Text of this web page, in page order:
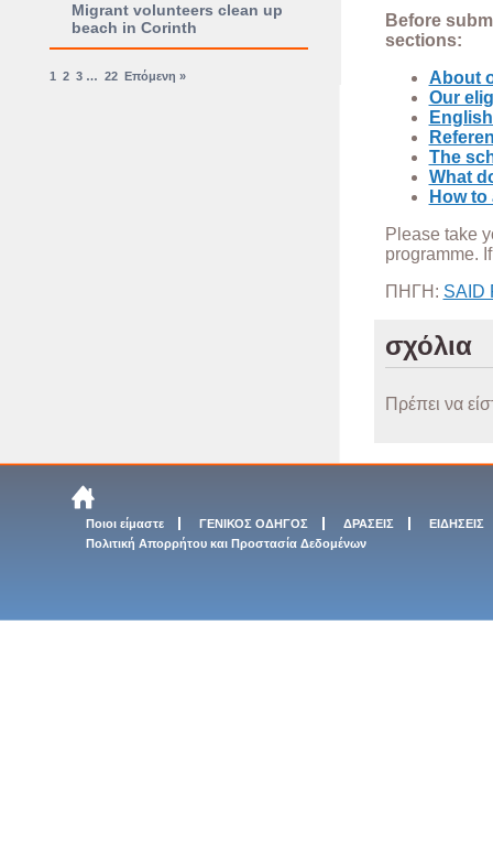
Migrant volunteers clean up
beach in Corinth
1 2 3 … 22 Επόμενη »
Before
sections:
About
Our
The
What
How to
Please take
programme.
ΠΗΓΗ: SAID
σχόλια
Πρέπει να
Ποιοι είμαστε ΓΕΝΙΚΟΣ ΟΔΗΓΟΣ ΔΡΑΣΕΙΣ
ΕΙΔΗΣΕΙΣ
Πολιτική Απορρήτου και Προστασία Δεδομένων